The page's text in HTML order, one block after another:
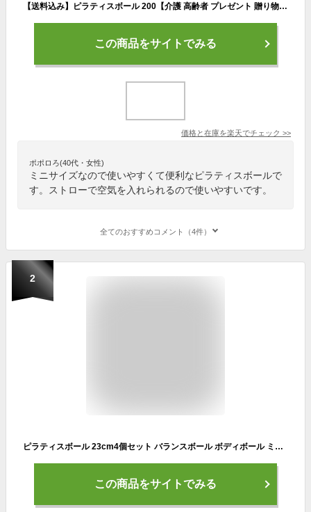
【送料込み】ピラティスボール 200【介護 高齢者 プレゼント 贈り物 敬老 生活支援 リハビリ トレーニング エクササイズ 片マヒ 車いす シルバー 人気商品 リハビリ ボール エクササイズ ボール バランスボール バランス トレーニング用 ボール トーエイライト】
この商品をサイトでみる
価格と在庫を楽天でチェック >>
ポポロろ(40代・女性)
ミニサイズなので使いやすくて便利なピラティスボールで
す。ストローで空気を入れられるので使いやすいです。
全てのおすすめコメント（4件）
2
ピラティスボール 23cm4個セット バランスボール ボディボール ミニ ボール ヨガ ピラティス エクササイズ トレーニング ストレッチ フィットネス 体幹 ジム
この商品をサイトでみる